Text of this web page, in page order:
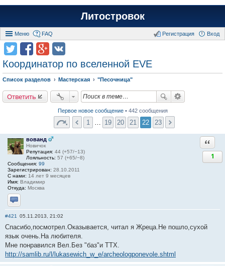
Литостровок
Меню FAQ Вход
Регистрация
Координатор по вселенной EVE
Список разделов Мастерская "Песочница"
Ответить
Первое новое сообщение• 442 сообщения
1 19 20 21 22 23
вованд
Новичок
Репутация: 44 (+57/−13)
Лояльность: 57 (+65/−8)
Сообщения: 99
Зарегистрирован: 28.10.2011
С нами: 14 лет 9 месяцев
Имя: Владимир
Откуда: Москва
Отправить личное сообщение
1
#421 05.11.2013, 21:02
Спасибо,посмотрел.Оказывается, читал я Жреца.Не пошло,сухой
язык очень.На любителя.
Мне понравился Вел.Без "баз"и ТТХ.
http://samlib.ru/l/lukasewich_w_e/archeologponevole.shtml